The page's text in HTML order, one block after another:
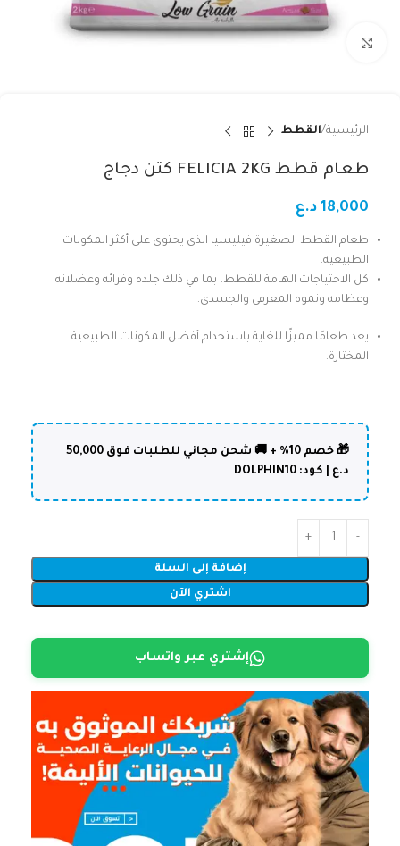
الرئيسية القطط
طعام قطط FELICIA 2KG كتن دجاج
18,000 د.ع
طعام القطط الصغيرة فيليسيا الذي يحتوي على أكثر المكونات
الطبيعية.
كل الاحتياجات الهامة للقطط، بما في ذلك جلده وفرائه وعضلاته
وعظامه ونموه المعرفي والجسدي.
يعد طعامًا مميزًا للغاية باستخدام أفضل المكونات الطبيعية
المختارة.
🎁 خصم 10% + 🚚 شحن مجاني للطلبات فوق 50,000
د.ع | كود: DOLPHIN10
إضافة إلى السلة
اشتري الآن
إشتري عبر واتساب